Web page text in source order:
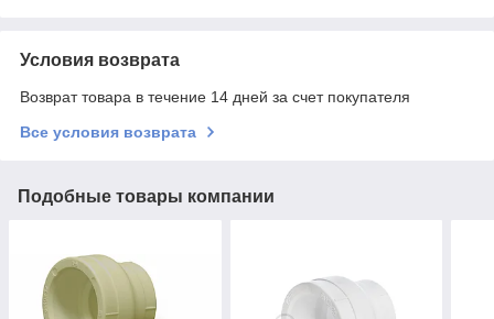
Условия возврата
Возврат товара в течение 14 дней за счет покупателя
Все условия возврата
Подобные товары компании